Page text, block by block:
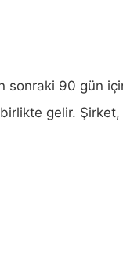
sonraki 90 gün
gelir.